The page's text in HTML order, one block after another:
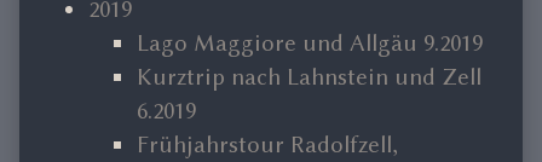
2019
Lago Maggiore und Allgäu 9.2019
Kurztrip nach Lahnstein und Zell
6.2019
Frühjahrstour Radolfzell,